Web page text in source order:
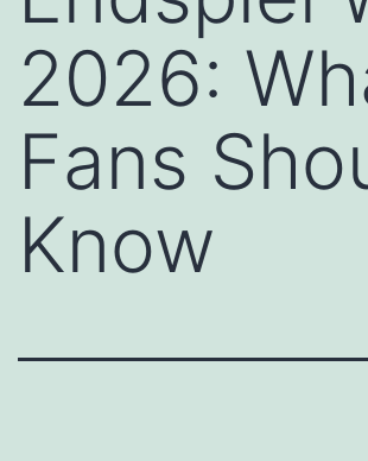
2026:
Fans
Know